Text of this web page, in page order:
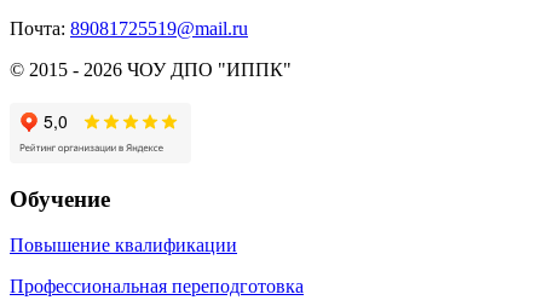
Почта: 89081725519@mail.ru
© 2015 - 2026 ЧОУ ДПО "ИППК"
Обучение
Повышение квалификации
Профессиональная переподготовка